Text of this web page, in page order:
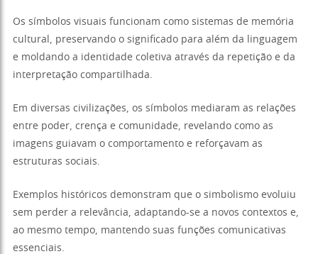
Os símbolos visuais funcionam como sistemas de memória
cultural, preservando o significado para além da linguagem
e moldando a identidade coletiva através da repetição e da
interpretação compartilhada.
Em diversas civilizações, os símbolos mediaram as relações
entre poder, crença e comunidade, revelando como as
imagens guiavam o comportamento e reforçavam as
estruturas sociais.
Exemplos históricos demonstram que o simbolismo evoluiu
sem perder a relevância, adaptando-se a novos contextos e,
ao mesmo tempo, mantendo suas funções comunicativas
essenciais.